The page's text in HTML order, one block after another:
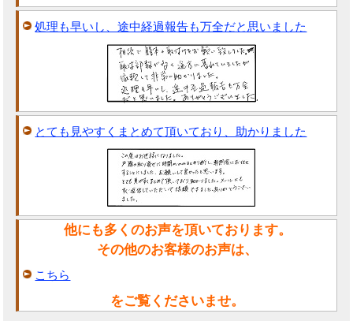
処理も早いし、途中経過報告も万全だと思いました
とても見やすくまとめて頂いており、助かりました
他にも多くのお声を頂いております。
その他のお客様のお声は、
こちら
をご覧くださいませ。